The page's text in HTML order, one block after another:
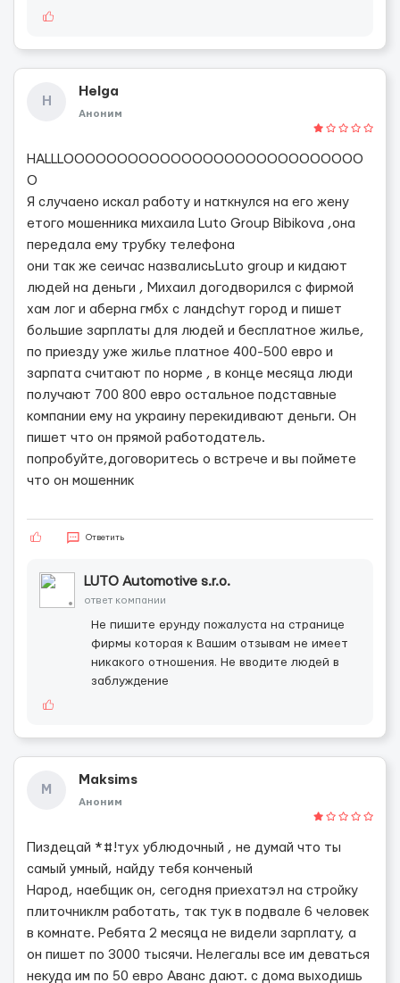
H
Helga
Аноним
HALLLOOOOOOOOOOOOOOOOOOOOOOOOOOOO
O
Я случаено искал работу и наткнулся на его жену
етого мошенника михаила Luto Group Bibikova ,она
передала ему трубку телефона
они так же сеичас назвалисьLuto group и кидают
людей на деньги , Михаил догодворился с фирмой
хам лог и аберна гмбх с ландchут город и пишет
большие зарплаты для людей и бесплатное жилье,
по приезду уже жилье платное 400-500 евро и
зарпата считают по норме , в конце месяца люди
получают 700 800 евро остальное подставные
компании ему на украину перекидивают деньги. Он
пишет что он прямой работодатель.
попробуйте,договоритесь о встрече и вы поймете
что он мошенник
Ответить
LUTO Automotive s.r.o.
ответ компании
Не пишите ерунду пожалуста на странице
фирмы которая к Вашим отзывам не имеет
никакого отношения. Не вводите людей в
заблуждение
M
Maksims
Аноним
Пиздецай *#!тух ублюдочный , не думай что ты
самый умный, найду тебя конченый
Народ, наебщик он, сегодня приехатэл на стройку
плиточниклм работать, так тук в подвале 6 человек
в комнате. Ребята 2 месяца не видели зарплату, а
он пишет по 3000 тысячи. Нелегалы все им деваться
некуда им по 50 евро Аванс дают. с дома выходишь